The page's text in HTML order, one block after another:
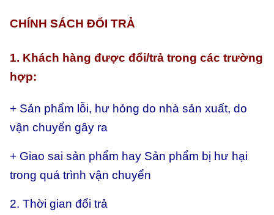
CHÍNH SÁCH ĐỔI TRẢ
1. Khách hàng được đổi/trả trong các trường
hợp:
+ Sản phẩm lỗi, hư hỏng do nhà sản xuất, do
vận chuyển gây ra
+ Giao sai sản phẩm hay Sản phẩm bị hư hại
trong quá trình vận chuyển
2. Thời gian đổi trả